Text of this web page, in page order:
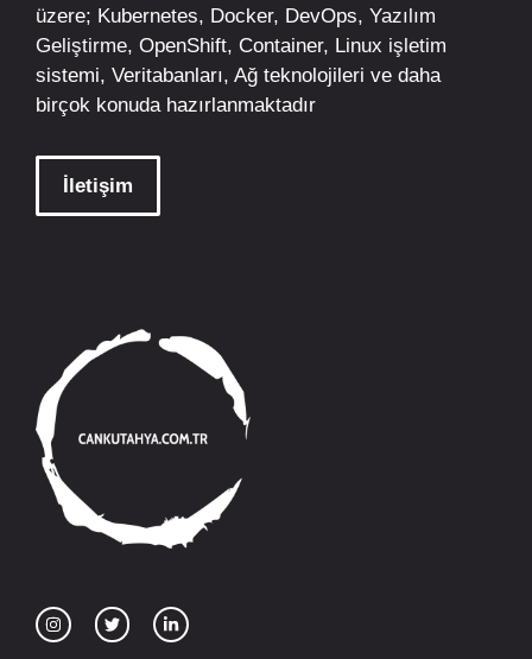
üzere; Kubernetes, Docker, DevOps, Yazılım
Geliştirme, OpenShift, Container, Linux işletim
sistemi, Veritabanları, Ağ teknolojileri ve daha
birçok konuda hazırlanmaktadır
İletişim